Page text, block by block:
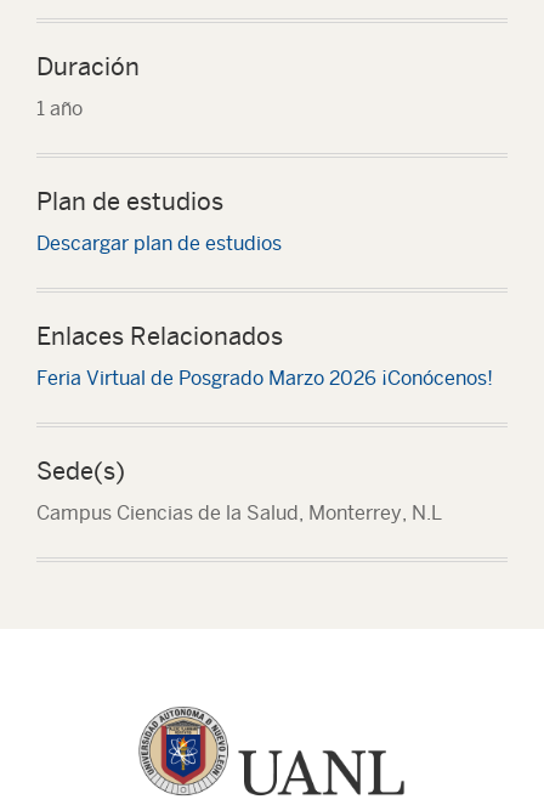
Duración
1 año
Plan de estudios
Descargar plan de estudios
Enlaces Relacionados
Feria Virtual de Posgrado Marzo 2026 ¡Conócenos!
Sede(s)
Campus Ciencias de la Salud, Monterrey, N.L